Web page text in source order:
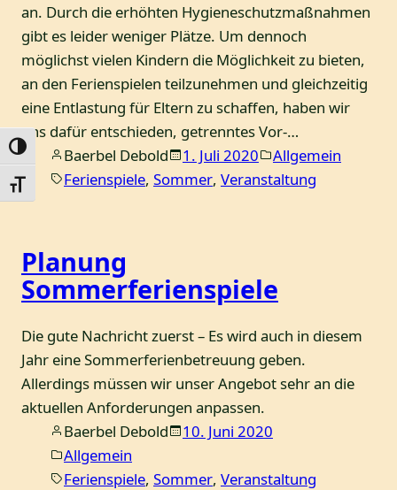
Umschalten auf hohe Kontraste
Schrift vergrößern
an. Durch die erhöhten Hygieneschutzmaßnahmen
gibt es leider weniger Plätze. Um dennoch
möglichst vielen Kindern die Möglichkeit zu bieten,
an den Ferienspielen teilzunehmen und gleichzeitig
eine Entlastung für Eltern zu schaffen, haben wir
uns dafür entschieden, getrenntes Vor-…
Baerbel Debold
1. Juli 2020
Allgemein
Ferienspiele, Sommer, Veranstaltung
Planung
Sommerferienspiele
Die gute Nachricht zuerst – Es wird auch in diesem
Jahr eine Sommerferienbetreuung geben.
Allerdings müssen wir unser Angebot sehr an die
aktuellen Anforderungen anpassen.
Baerbel Debold
10. Juni 2020
Allgemein
Ferienspiele, Sommer, Veranstaltung